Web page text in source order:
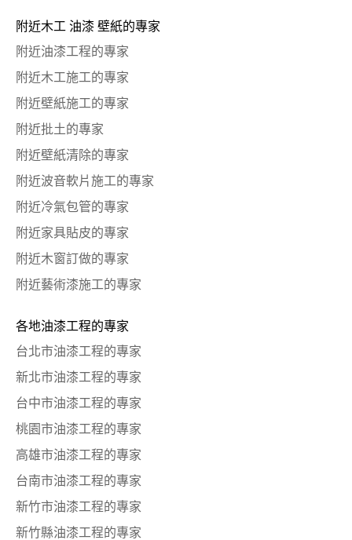
附近木工 油漆 壁紙的專家
附近油漆工程的專家
附近木工施工的專家
附近壁紙施工的專家
附近批土的專家
附近壁紙清除的專家
附近波音軟片施工的專家
附近冷氣包管的專家
附近家具貼皮的專家
附近木窗訂做的專家
附近藝術漆施工的專家
各地油漆工程的專家
台北市油漆工程的專家
新北市油漆工程的專家
台中市油漆工程的專家
桃園市油漆工程的專家
高雄市油漆工程的專家
台南市油漆工程的專家
新竹市油漆工程的專家
新竹縣油漆工程的專家